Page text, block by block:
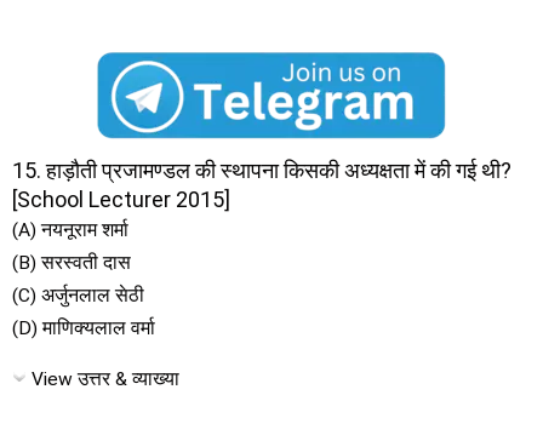
15. हाड़ौती प्रजामण्डल की स्थापना किसकी अध्यक्षता में की गई थी?
[School Lecturer 2015]
(A) नयनूराम शर्मा
(B) सरस्वती दास
(C) अर्जुनलाल सेठी
(D) माणिक्यलाल वर्मा
View उत्तर & व्याख्या